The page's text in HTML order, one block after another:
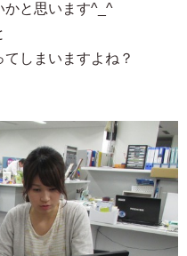
かと思います^_^
しまいますよね？